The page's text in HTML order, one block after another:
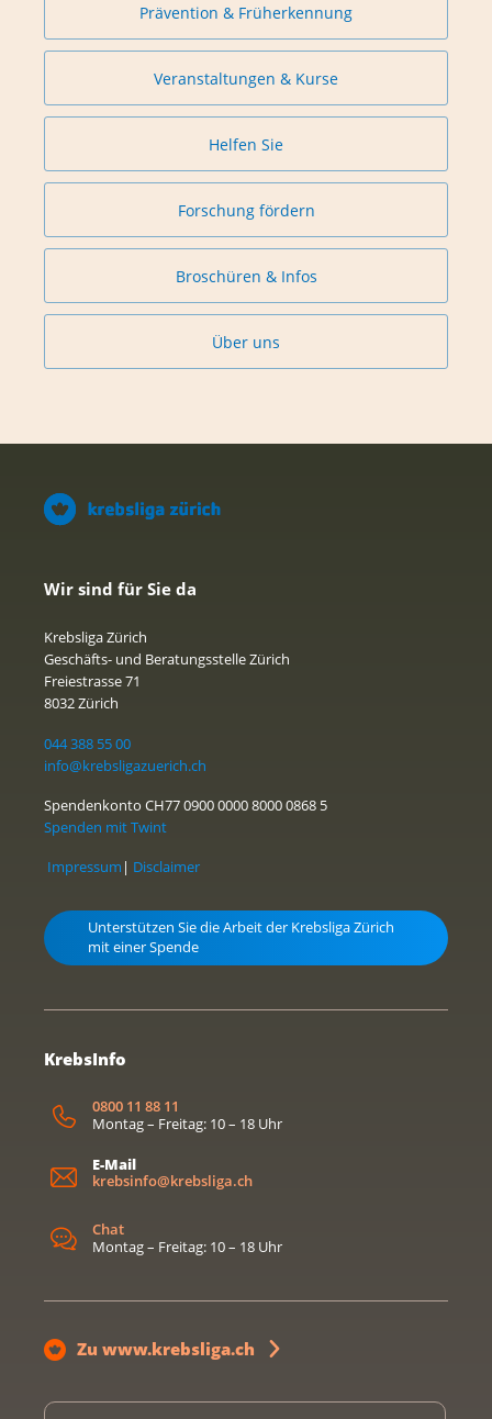
Prävention & Früherkennung
Veranstaltungen & Kurse
Helfen Sie
Forschung fördern
Broschüren & Infos
Über uns
Wir sind für Sie da
Krebsliga Zürich
Geschäfts- und Beratungsstelle Zürich
Freiestrasse 71
8032 Zürich
044 388 55 00
info@krebsligazuerich.ch
Spendenkonto CH77 0900 0000 8000 0868 5
Spenden mit Twint
Impressum | Disclaimer
Unterstützen Sie die Arbeit der Krebsliga Zürich
mit einer Spende
KrebsInfo
0800 11 88 11
Montag – Freitag: 10 – 18 Uhr
E-Mail
krebsinfo@krebsliga.ch
Chat
Montag – Freitag: 10 – 18 Uhr
Zu www.krebsliga.ch